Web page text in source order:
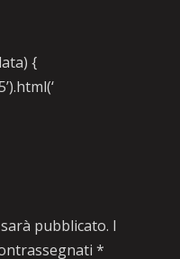
{
pubblicato. I
*